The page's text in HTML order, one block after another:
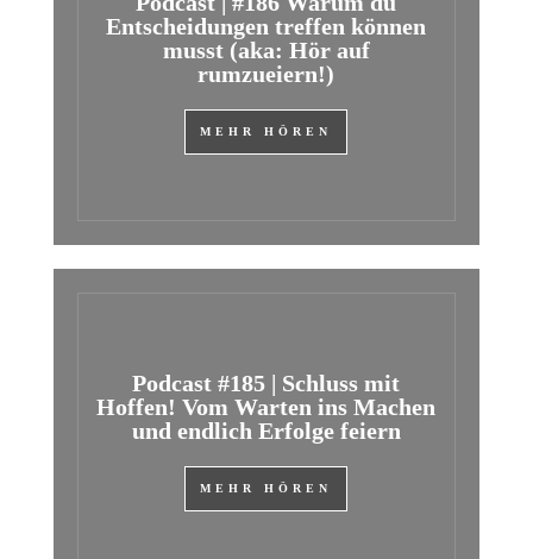
Entscheidungen treffen können
musst (aka: Hör auf
rumzueiern!)
MEHR HÖREN
Podcast #185 | Schluss mit
Hoffen! Vom Warten ins Machen
und endlich Erfolge feiern
MEHR HÖREN